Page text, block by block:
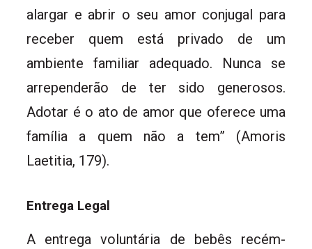
alargar e abrir o seu amor conjugal para
receber quem está privado de um
ambiente familiar adequado. Nunca se
arrependerão de ter sido generosos.
Adotar é o ato de amor que oferece uma
família a quem não a tem” (Amoris
Laetitia, 179).
Entrega Legal
A entrega voluntária de bebês recém-